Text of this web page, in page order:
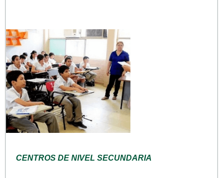
CENTROS DE NIVEL SECUNDARIA